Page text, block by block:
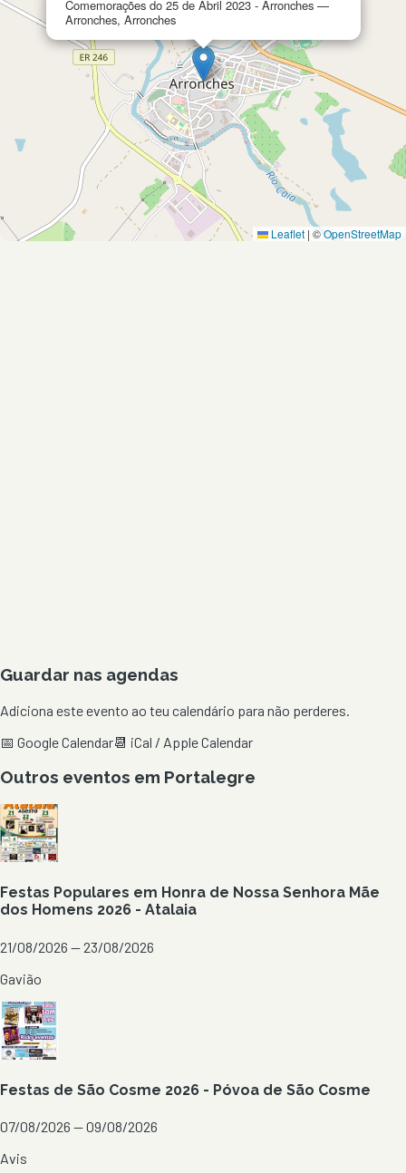
Comemorações do 25 de Abril 2023 - Arronches —
Arronches, Arronches
Leaflet | ©OpenStreetMap
Guardar nas agendas
Adiciona este evento ao teu calendário para não perderes.
📅 Google Calendar📆 iCal / Apple Calendar
Outros eventos em Portalegre
Festas Populares em Honra de Nossa Senhora Mãe
dos Homens 2026 - Atalaia
21/08/2026 — 23/08/2026
Gavião
Festas de São Cosme 2026 - Póvoa de São Cosme
07/08/2026 — 09/08/2026
Avis